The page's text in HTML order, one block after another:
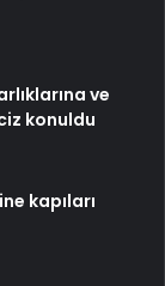
ve
konuldu
kapıları